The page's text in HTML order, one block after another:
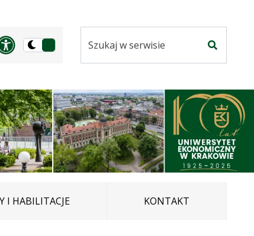
Panel dostosowania
Przełącz
ciemną
serwisie
I HABILITACJE KONTAKT